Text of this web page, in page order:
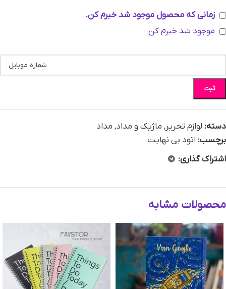
زمانی که محصول موجود شد خبرم کن.
موجود شد خبرم کن
ثبت
دسته: لوازم تحریر, ماژیک و مداد, مداد
برچسب: اتود بی نهایت
اشتراک گذاری:
محصولات مشابه